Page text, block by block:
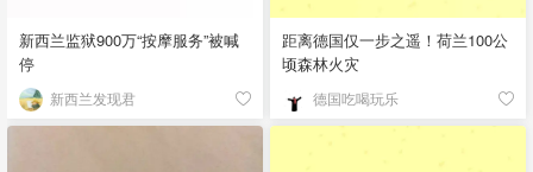
新西兰监狱900万“按摩服务”被喊
停
新西兰发现君
距离德国仅一步之遥！荷兰100公
顷森林火灾
德国吃喝玩乐